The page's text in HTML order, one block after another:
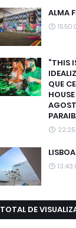
ALMA
“THIS
QUE
TOTAL DE